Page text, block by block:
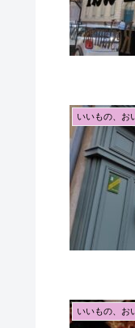
いいもの、お
いいもの、お